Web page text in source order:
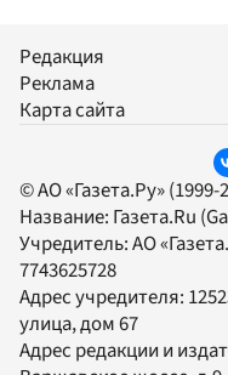
Редакция
Реклама
Карта сайта
© АО «Газета.Ру»
Название: Газета.Ru
Учредитель:АО
7743625728
Адрес учредителя:
улица, дом 67
Адрес редакции и